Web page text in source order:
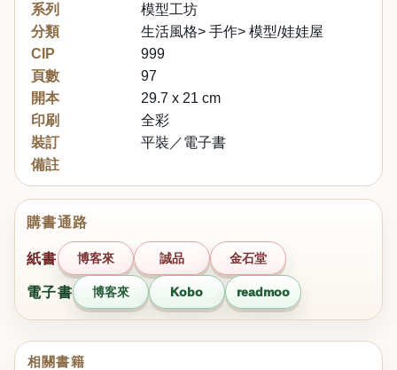
系列
模型工坊
分類
生活風格> 手作> 模型/娃娃屋
CIP
999
頁數
97
開本
29.7 x 21 cm
印刷
全彩
裝訂
平裝／電子書
備註
購書通路
紙書 博客來 誠品 金石堂
電子書 博客來 Kobo readmoo
相關書籍